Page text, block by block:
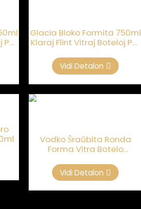
Glacia Bloko Formita 750ml
Klaraj Flint Vitraj Boteloj Por
Vidi Detalon
Vodko Ŝraŭbita Ronda
Forma Vitra Botelo
Vidi Detalon